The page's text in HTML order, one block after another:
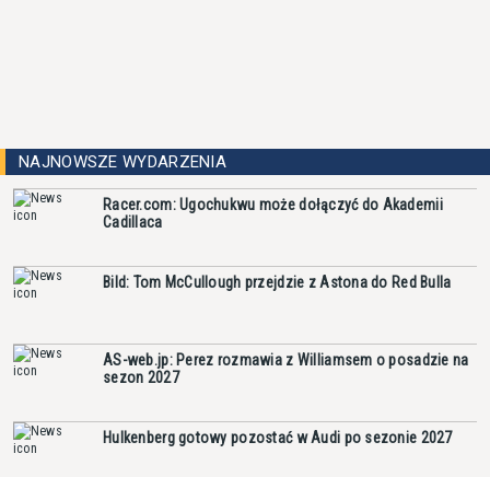
NAJNOWSZE WYDARZENIA
Racer.com: Ugochukwu może dołączyć do Akademii
Cadillaca
Bild: Tom McCullough przejdzie z Astona do Red Bulla
AS-web.jp: Perez rozmawia z Williamsem o posadzie na
sezon 2027
Hulkenberg gotowy pozostać w Audi po sezonie 2027